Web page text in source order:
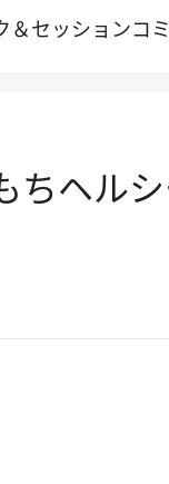
＆セッションコ
ヘル